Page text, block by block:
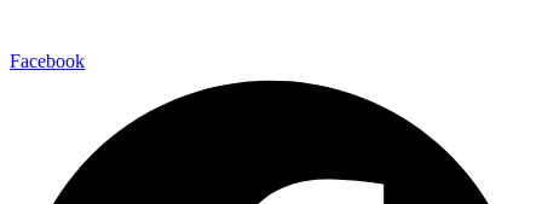
Facebook